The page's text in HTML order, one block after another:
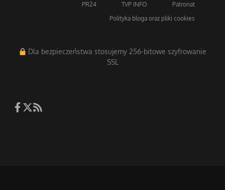
PR24
TVP INFO
Patronat
Polityka bloga oraz pliki cookies
Dla bezpieczeństwa stosujemy 256-bitowe szyfrowanie
SSL